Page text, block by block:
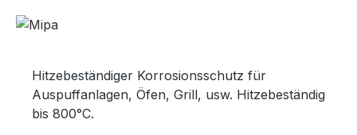
Hitzebeständiger Korrosionsschutz für
Auspuffanlagen, Öfen, Grill, usw. Hitzebeständig
bis 800°C.